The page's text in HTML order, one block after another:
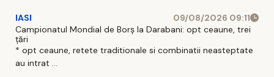
IASI
09/08/2026 09:11
Campionatul Mondial de Borș la Darabani: opt ceaune, trei
țări
* opt ceaune, retete traditionale si combinatii neasteptate
au intrat ...